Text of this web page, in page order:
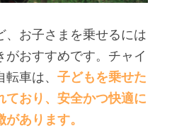
、お子さまを乗せるには
がおすすめです。チャイ
車は、 子どもを乗せた
ており、安全かつ快適に
あります。